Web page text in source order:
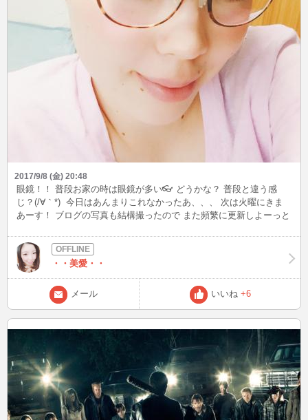
2017/9/8 (金) 20:48
眼鏡！！ 普段お家の時は眼鏡が多い👓 どうかな？ 普段と違う感
じ？(/∀｀*) 今日はあんまりこれなかったあ、、、 次は火曜にきま
あーす！ ブログの写真も結構撮ったので また頻繁に更新しよーっと
・・美愛・・
メール いいね +6